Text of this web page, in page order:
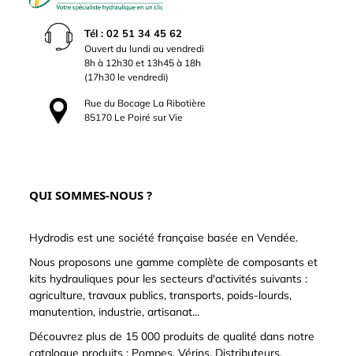
Tél : 02 51 34 45 62
Ouvert du lundi au vendredi
8h à 12h30 et 13h45 à 18h
(17h30 le vendredi)
Rue du Bocage La Ribotière
85170 Le Poiré sur Vie
QUI SOMMES-NOUS ?
Hydrodis est une société française basée en Vendée.
Nous proposons une gamme complète de composants et
kits hydrauliques pour les secteurs d'activités suivants :
agriculture, travaux publics, transports, poids-lourds,
manutention, industrie, artisanat...
Découvrez plus de 15 000 produits de qualité dans notre
catalogue produits : Pompes, Vérins, Distributeurs,